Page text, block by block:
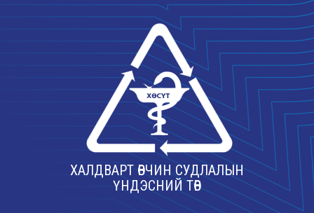
ХАЛДВАРТ ӨВЧИН СУДЛАЛЫН
ҮНДЭСНИЙ ТӨВ